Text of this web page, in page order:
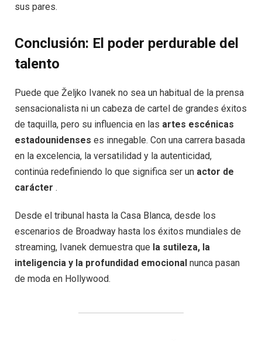
sus pares.
Conclusión: El poder perdurable del
talento
Puede que Željko Ivanek no sea un habitual de la prensa
sensacionalista ni un cabeza de cartel de grandes éxitos
de taquilla, pero su influencia en las artes escénicas
estadounidenses es innegable. Con una carrera basada
en la excelencia, la versatilidad y la autenticidad,
continúa redefiniendo lo que significa ser un actor de
carácter .
Desde el tribunal hasta la Casa Blanca, desde los
escenarios de Broadway hasta los éxitos mundiales de
streaming, Ivanek demuestra que la sutileza, la
inteligencia y la profundidad emocional nunca pasan
de moda en Hollywood.